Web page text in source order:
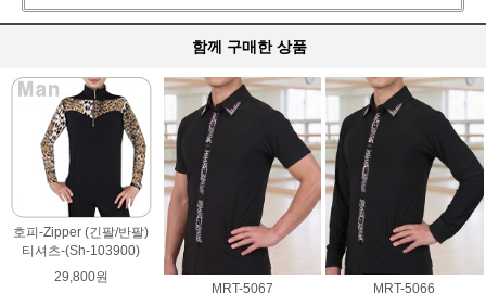
함께 구매한 상품
호피-Zipper (긴팔/반팔)
티셔츠-(Sh-103900)
29,800원
MRT-5067
MRT-5066